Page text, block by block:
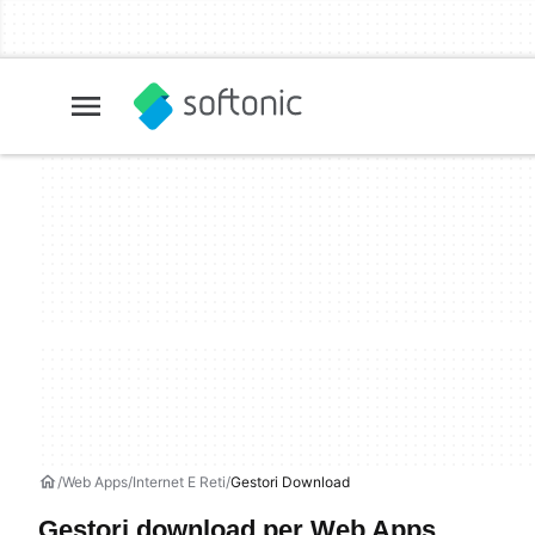
Web Apps Internet E Reti Gestori Download